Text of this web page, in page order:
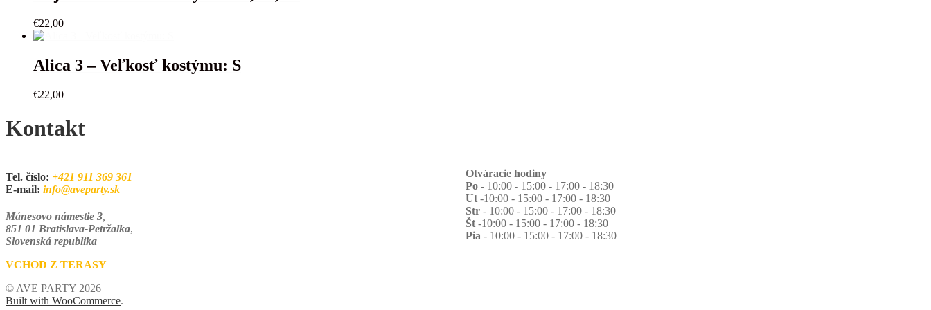
€22,00
Alica 3 – Veľkosť kostýmu: S
€22,00
Kontakt
Tel. číslo: +421 911 369 361
E-mail: info@aveparty.sk
Mánesovo námestie 3
851 01 Bratislava-Petržalka,
Slovenská republika
VCHOD Z TERASY
Otváracie hodiny
Po - 10:00 - 15:00 - 17:00 - 18:30
Ut -10:00 - 15:00 - 17:00 - 18:30
Str - 10:00 - 15:00 - 17:00 - 18:30
Št -10:00 - 15:00 - 17:00 - 18:30
Pia - 10:00 - 15:00 - 17:00 - 18:30
© AVE PARTY 2026
Built with WooCommerce.